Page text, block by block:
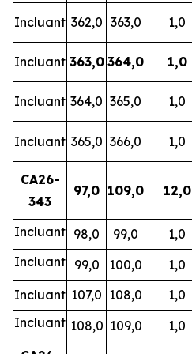
Incluant 362,0 363,0 1,0
Incluant 363,0 364,0 1,0
Incluant 364,0 365,0 1,0
Incluant 365,0 366,0 1,0
CA26-
343
97,0 109,0 12,0
Incluant 98,0 99,0 1,0
Incluant 99,0 100,0 1,0
Incluant 107,0 108,0 1,0
Incluant 108,0 109,0 1,0